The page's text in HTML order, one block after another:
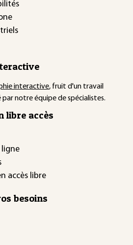
interactive, fruit d'un travail
notre équipe de spécialistes.
libre accès
ligne
accès libre
besoins